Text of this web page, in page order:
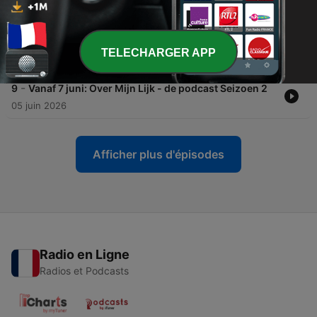
14 juin 2026
10
#1 - Verder leven zonder je kind • met Daniela
(moeder Tycho) en Ingrid (moeder Marit) (S02)
07 juin 2026
9 - Vanaf 7 juni: Over Mijn Lijk - de podcast Seizoen 2
05 juin 2026
Afficher plus d'épisodes
Radio en Ligne
Radios et Podcasts
TELECHARGER APP